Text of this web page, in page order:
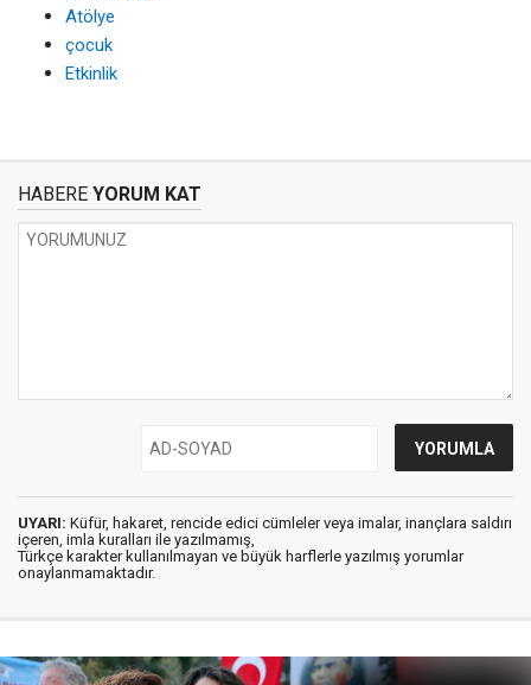
Atölye
çocuk
Etkinlik
HABERE YORUM KAT
UYARI: Küfür, hakaret, rencide edici cümleler veya imalar, inançlara saldırı
içeren, imla kuralları ile yazılmamış,
Türkçe karakter kullanılmayan ve büyük harflerle yazılmış yorumlar
onaylanmamaktadır.